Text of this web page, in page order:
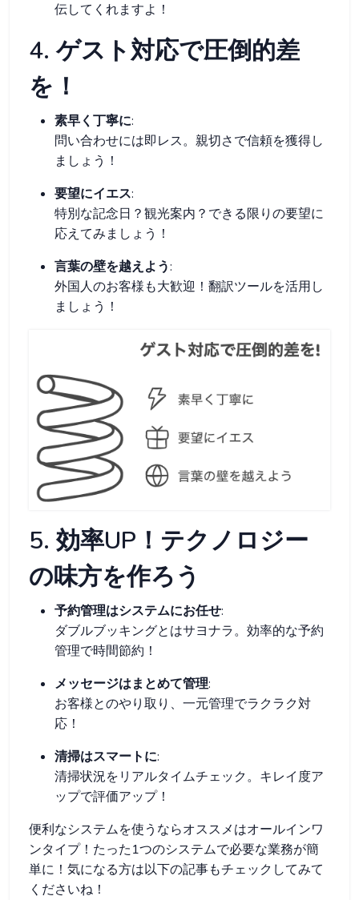
伝してくれますよ！
4. ゲスト対応で圧倒的差
を！
素早く丁寧に:
問い合わせには即レス。親切さで信頼を獲得し
ましょう！
要望にイエス:
特別な記念日？観光案内？できる限りの要望に
応えてみましょう！
言葉の壁を越えよう:
外国人のお客様も大歓迎！翻訳ツールを活用し
ましょう！
5. 効率UP！テクノロジー
の味方を作ろう
予約管理はシステムにお任せ:
ダブルブッキングとはサヨナラ。効率的な予約
管理で時間節約！
メッセージはまとめて管理:
お客様とのやり取り、一元管理でラクラク対
応！
清掃はスマートに:
清掃状況をリアルタイムチェック。キレイ度ア
ップで評価アップ！
便利なシステムを使うならオススメはオールインワ
ンタイプ！たった1つのシステムで必要な業務が簡
単に！気になる方は以下の記事もチェックしてみて
くださいね！